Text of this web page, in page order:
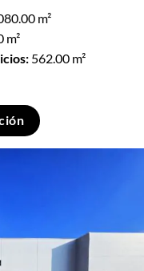
m²
m²
562.00 m²